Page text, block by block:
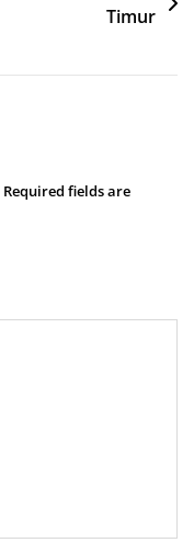
Timur
Required fields are